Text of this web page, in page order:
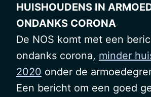
HUISHOUDENS IN
ONDANKS CORONA
De NOS komt met een
ondanks corona, minder
2020 onder de
Een bericht om een goed